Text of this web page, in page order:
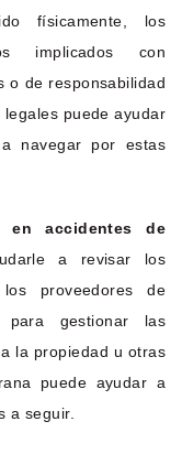
físicamente, los
implicados con
o de responsabilidad
puede ayudar
navegar por estas
en accidentes de
a revisar los
proveedores de
para gestionar las
la propiedad u otras
puede ayudar a
a seguir.